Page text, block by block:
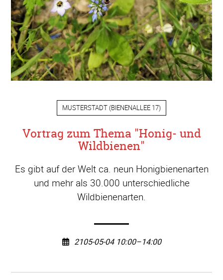
MUSTERSTADT (BIENENALLEE 17)
Vortrag zum Thema "Honig- und
Wildbienen"
Es gibt auf der Welt ca. neun Honigbienenarten
und mehr als 30.000 unterschiedliche
Wildbienenarten.
2105-05-04 10:00–14:00